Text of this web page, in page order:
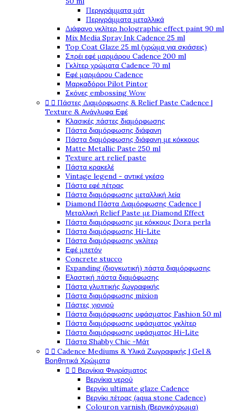
Περιγράμματα μάτ
Περιγράμματα μεταλλικά
Διάφανο γκλίτερ holographic effect paint 90 ml
Mix Media Spray Ink Cadence 25 ml
Top Coat Glaze 25 ml (χρώμα για σκιάσεις)
Σπρέι εφέ μαρμάρου Cadence 200 ml
Γκλίτερ χρώματα Cadence 70 ml
Εφέ μαρμάρου Cadence
Μαρκαδόροι Pilot Pintor
Σκόνες embossing Wow
  Πάστες Διαμόρφωσης & Relief Paste Cadence |
Texture & Ανάγλυφα Εφέ
Κλασικές πάστες διαμόρφωσης
Πάστα διαμόρφωσης διάφανη
Πάστα διαμόρφωσης διάφανη με κόκκους
Matte Metallic Paste 250 ml
Texture art relief paste
Πάστα κρακελέ
Vintage legend - αντικέ γκέσο
Πάστα εφέ πέτρας
Πάστα διαμόρφωσης μεταλλική λεία
Diamond Πάστα Διαμόρφωσης Cadence |
Μεταλλική Relief Paste με Diamond Effect
Πάστα διαμόρφωσης με κόκκους Dora perla
Πάστα διαμόρφωσης Hi-Lite
Πάστα διαμόρφωσης γκλίτερ
Εφέ μπετόν
Concrete stucco
Expanding (διογκωτική) πάστα διαμόρφωσης
Ελαστική πάστα διαμόφωσης
Πάστα γλυπτικής ζωγραφικής
Πάστα διαμόρφωσης mixion
Πάστες χιονιού
Πάστα διαμόρφωσης υφάσματος Fashion 50 ml
Πάστα διαμόρφωσης υφάσματος γκλίτερ
Πάστα διαμόρφωσης υφάσματος Hi-Lite
Πάστα Shabby Chic -Μάτ
  Cadence Mediums & Υλικά Ζωγραφικής | Gel &
Βοηθητικά Χρώματα
  Βερνίκια Φινιρίσματος
Βερνίκια νερού
Βερνίκι ultimate glaze Cadence
Βερνίκι πέτρας (aqua stone Cadence)
Colouron varnish (Βερνικόχρωμα)